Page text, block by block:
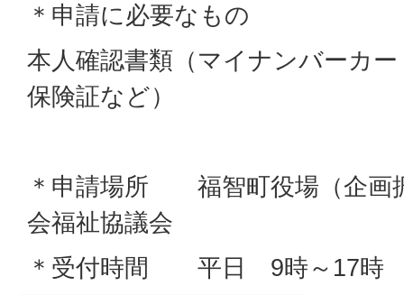
＊申請に必要なもの
本人確認書類（マイナンバーカ
保険証など）
＊申請場所 福智町役場（企
会福祉協議会
＊受付時間 平日 9時～17時